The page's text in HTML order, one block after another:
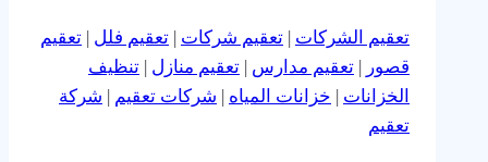
تعقيم الشركات | تعقيم شركات | تعقيم فلل | تعقيم
قصور | تعقيم مدارس | تعقيم منازل | تنظيف
الخزانات | خزانات المياه | شركات تعقيم | شركة
تعقيم